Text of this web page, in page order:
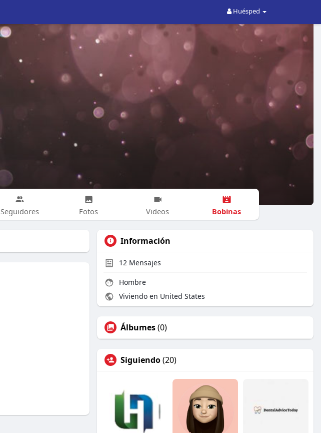
Huésped
Seguidores Fotos Videos Bobinas
Información
12 Mensajes
Hombre
Viviendo en United States
Álbumes(0)
Siguiendo(20)